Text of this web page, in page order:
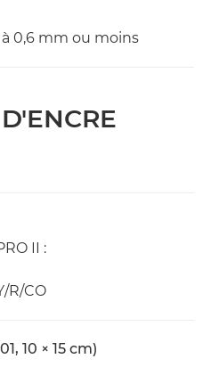
0,6 mm ou moins
II :
R/CO
10 × 15 cm)